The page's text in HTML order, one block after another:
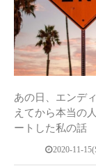
あの日、エンデ
えてから本当の
ートした私の話
2020-11-